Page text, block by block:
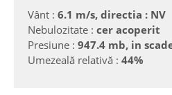
Vânt : 6.1 m/s, directia : NV
Nebulozitate : cer acoperit
Presiune : 947.4 mb, in
Umezeală relativă : 44%